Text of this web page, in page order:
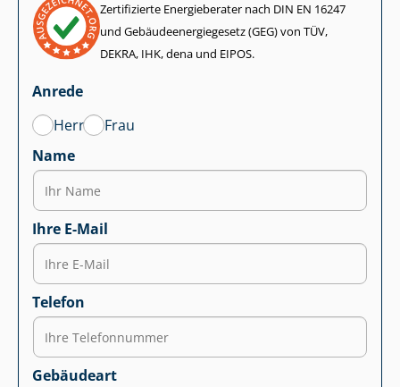
Zertifizierte Energieberater nach DIN EN 16247
und Ge­bäu­de­en­er­gie­ge­setz (GEG) von TÜV,
DEKRA, IHK, dena und EIPOS.
Anrede
Herr
Frau
Name
Ihre E-Mail
Telefon
Gebäudeart